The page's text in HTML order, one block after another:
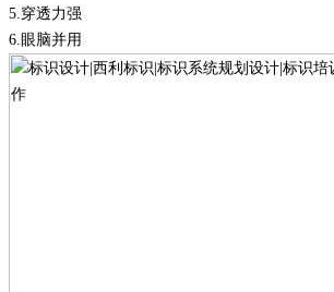
5. 穿透力强
6. 眼脑并用